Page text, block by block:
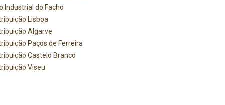
Industrial do Facho
Lisboa
Algarve
Paços de Ferreira
Castelo Branco
Viseu